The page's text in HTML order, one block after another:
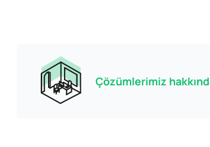
Çözümlerimiz